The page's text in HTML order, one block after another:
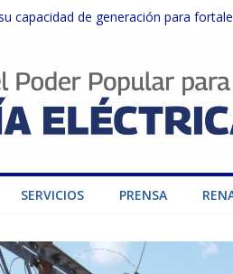
capacidad de generación para
infraestructuras eléctricas afectadas
el sector privado para fortalecer el
en instalaciones del SEN en Carabobo
para fortalecer el SEN ante el
SERVICIOS PRENSA